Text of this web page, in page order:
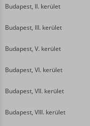
Budapest, II. kerület
Budapest, III. kerület
Budapest, V. kerület
Budapest, VI. kerület
Budapest, VII. kerület
Budapest, VIII. kerület